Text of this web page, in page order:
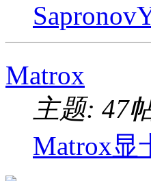
Matrox
主题: 47
Matrox显